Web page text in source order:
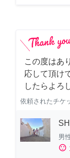
この度はあ
応して頂け
したらよろ
依頼されたチケ
男
sentiment_satisfied